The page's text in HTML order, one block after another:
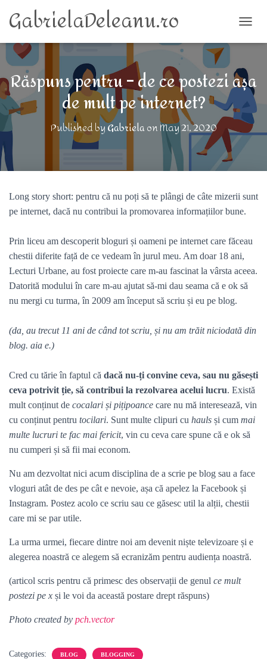
GabrielaDeleanu.ro
Răspuns pentru – de ce postezi așa
de mult pe internet?
Published byGabrielaonMay 21, 2020
Long story short: pentru că nu poți să te plângi de câte mizerii sunt
pe internet, dacă nu contribui la promovarea informațiilor bune.
Prin liceu am descoperit bloguri și oameni pe internet care făceau
chestii diferite față de ce vedeam în jurul meu. Am doar 18 ani,
Lecturi Urbane, au fost proiecte care m-au fascinat la vârsta aceea.
Datorită modului în care m-au ajutat să-mi dau seama că e ok să
nu mergi cu turma, în 2009 am început să scriu și eu pe blog.
(da, au trecut 11 ani de când tot scriu, și nu am trăit niciodată din
blog. aia e.)
Cred cu tărie în faptul că dacă nu-ți convine ceva, sau nu găsești
ceva potrivit ție, să contribui la rezolvarea acelui lucru. Există
mult conținut de cocalari și pițipoance care nu mă interesează, vin
cu conținut pentru tocilari. Sunt multe clipuri cu hauls și cum mai
multe lucruri te fac mai fericit, vin cu ceva care spune că e ok să
nu cumperi și să fii mai econom.
Nu am dezvoltat nici acum disciplina de a scrie pe blog sau a face
vloguri atât de des pe cât e nevoie, așa că apelez la Facebook și
Instagram. Postez acolo ce scriu sau ce găsesc util la alții, chestii
care mi se par utile.
La urma urmei, fiecare dintre noi am devenit niște televizoare și e
alegerea noastră ce alegem să ecranizăm pentru audiența noastră.
(articol scris pentru că primesc des observații de genul ce mult
postezi pe x și le voi da această postare drept răspuns)
Photo created by pch.vector
Categories: BLOG BLOGGING